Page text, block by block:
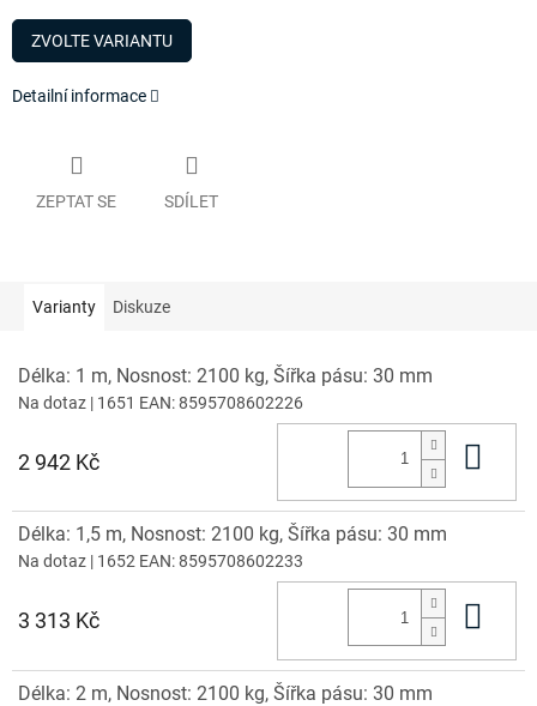
Měrná
cena:
ZVOLTE VARIANTU
Detailní informace
ZEPTAT SE SDÍLET
Varianty Diskuze
Délka: 1 m, Nosnost: 2100 kg, Šířka pásu: 30 mm
Na dotaz | 1651 EAN:8595708602226
2 942 Kč
Délka: 1,5 m, Nosnost: 2100 kg, Šířka pásu: 30 mm
Na dotaz | 1652 EAN:8595708602233
3 313 Kč
Délka: 2 m, Nosnost: 2100 kg, Šířka pásu: 30 mm